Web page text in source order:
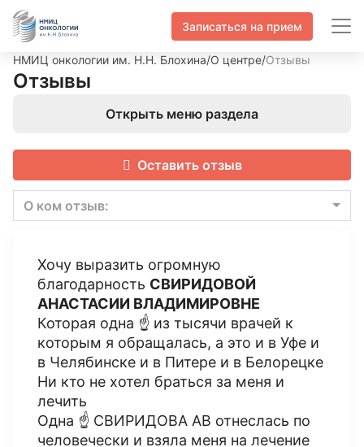
Записаться на прием
НМИЦ онкологии им. Н.Н. Блохина/О центре/Отзывы
Отзывы
Открыть меню раздела
Оставить отзыв
О ком отзыв:
Хочу выразить огромную
благодарность СВИРИДОВОЙ
АНАСТАСИИ ВЛАДИМИРОВНЕ
Которая одна ☝️ из тысячи врачей к
которым я обращалась, а это и в Уфе и
в Челябинске и в Питере и в Белорецке
Ни кто не хотел браться за меня и
лечить
Одна ☝️ СВИРИДОВА АВ отнеслась по
человечески и взяла меня на лечение